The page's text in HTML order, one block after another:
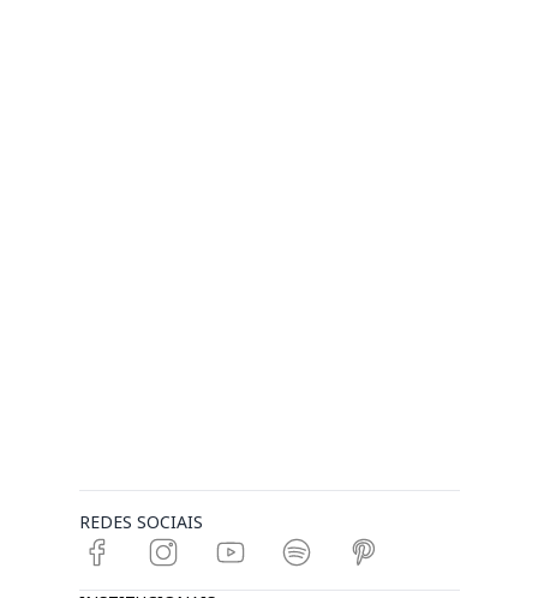
REDES SOCIAIS